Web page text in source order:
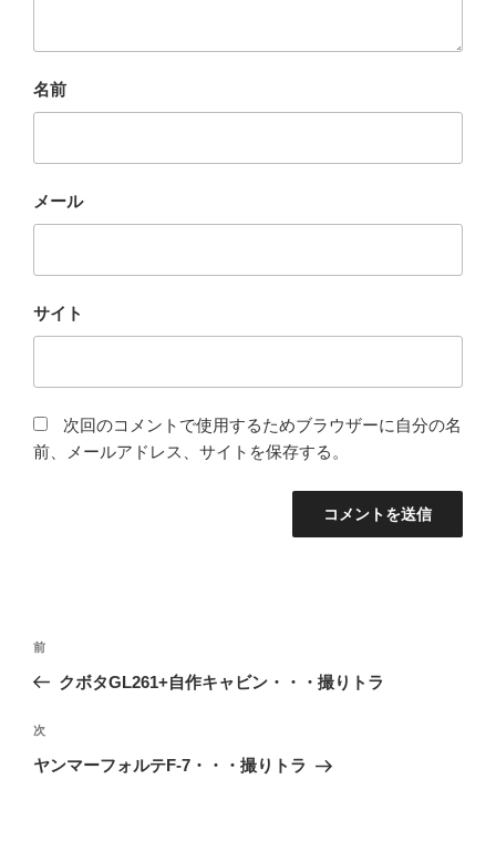
名前
メール
サイト
次回のコメントで使用するためブラウザーに自分の名
前、メールアドレス、サイトを保存する。
投
ビ
ゲ
前
の
稿
前
クボタGL261+自作キャビン・・・撮りトラ
次
の
次
ヤンマーフォルテF-7・・・撮りトラ